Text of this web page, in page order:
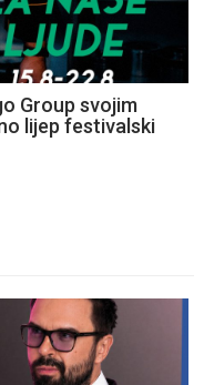
Group svojim
lijep festivalski